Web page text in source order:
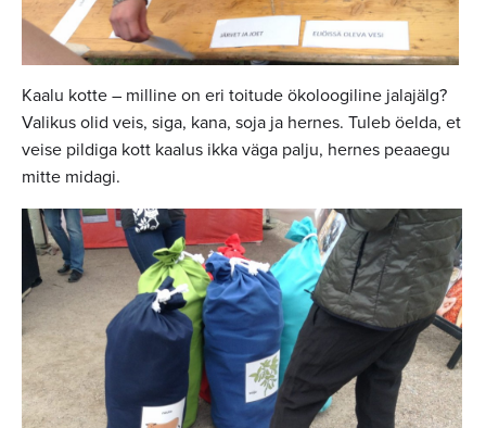
Kaalu kotte – milline on eri toitude ökoloogiline jalajälg?
Valikus olid veis, siga, kana, soja ja hernes. Tuleb öelda, et
veise pildiga kott kaalus ikka väga palju, hernes peaaegu
mitte midagi.